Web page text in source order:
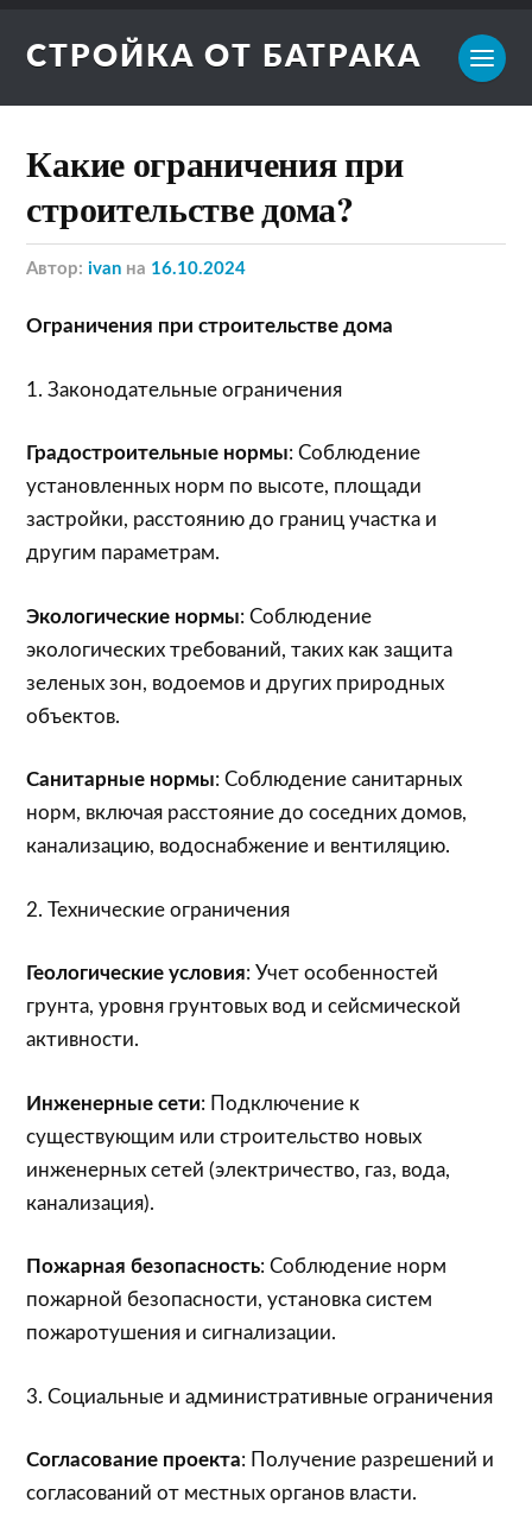
СТРОЙКА ОТ БАТРАКА
Какие ограничения при
строительстве дома?
Автор:ivan на 16.10.2024
Ограничения при строительстве дома
1. Законодательные ограничения
Градостроительные нормы: Соблюдение
установленных норм по высоте, площади
застройки, расстоянию до границ участка и
другим параметрам.
Экологические нормы: Соблюдение
экологических требований, таких как защита
зеленых зон, водоемов и других природных
объектов.
Санитарные нормы: Соблюдение санитарных
норм, включая расстояние до соседних домов,
канализацию, водоснабжение и вентиляцию.
2. Технические ограничения
Геологические условия: Учет особенностей
грунта, уровня грунтовых вод и сейсмической
активности.
Инженерные сети: Подключение к
существующим или строительство новых
инженерных сетей (электричество, газ, вода,
канализация).
Пожарная безопасность: Соблюдение норм
пожарной безопасности, установка систем
пожаротушения и сигнализации.
3. Социальные и административные ограничения
Согласование проекта: Получение разрешений и
согласований от местных органов власти.